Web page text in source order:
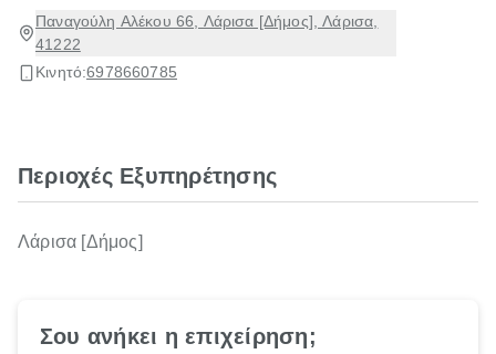
Παναγούλη Αλέκου 66, Λάρισα [Δήμος], Λάρισα,
41222
Κινητό:6978660785
Περιοχές Εξυπηρέτησης
Λάρισα [Δήμος]
Σου ανήκει η επιχείρηση;